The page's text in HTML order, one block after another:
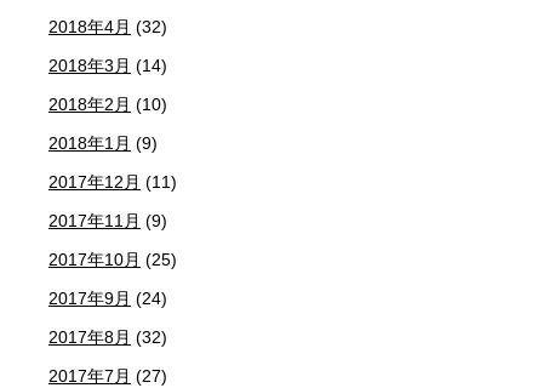
2018年4月 (32)
2018年3月 (14)
2018年2月 (10)
2018年1月 (9)
2017年12月 (11)
2017年11月 (9)
2017年10月 (25)
2017年9月 (24)
2017年8月 (32)
2017年7月 (27)